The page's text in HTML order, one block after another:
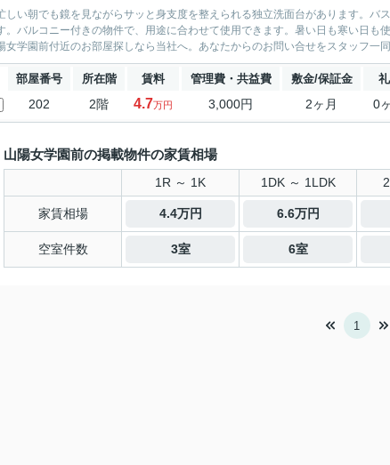
しい朝でも鏡を見ながらサッと身支度を整えられる独立洗面台があります。
。バルコニー付きの物件で、用途に合わせて使用できます。暑い日も寒い日も
女学園前付近のお部屋探しなら当社へ。あなたからのお問い合せをスタッフ一
部屋番号 所在階 賃料 管理費・共益費 敷金/保証金
202 2階 4.7万円 3,000円 2ヶ月 0
山陽女学園前の掲載物件の家賃相場
1R ～ 1K 1DK ～ 1LDK
家賃相場 4.4万円 6.6万円
空室件数 3室 6室
1